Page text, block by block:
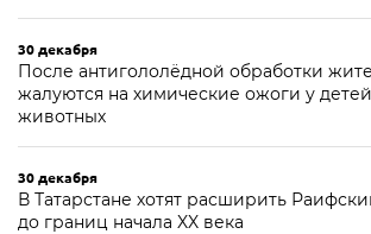
30 декабря
После антигололёдной обработки
жалуются на химические ожоги у
животных
30 декабря
В Татарстане хотят расширить
до границ начала XX века